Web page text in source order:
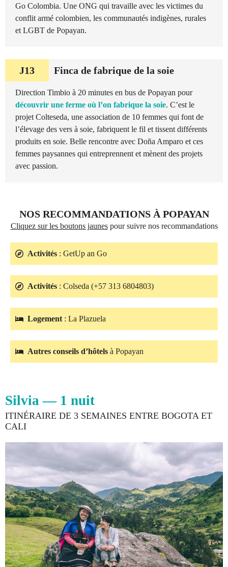
Go Colombia. Une ONG qui travaille avec les victimes du
conflit armé colombien, les communautés indigènes, rurales
et LGBT de Popayan.
J13 Finca de fabrique de la soie
Direction Timbio à 20 minutes en bus de Popayan pour
découvrir une ferme où l’on fabrique la soie. C’est le
projet Colteseda, une association de 10 femmes qui font de
l’élevage des vers à soie, fabriquent le fil et tissent différents
produits en soie. Belle rencontre avec Doña Amparo et ces
femmes paysannes qui entreprennent et mènent des projets
avec passion.
NOS RECOMMANDATIONS À POPAYAN
Cliquez sur les boutons jaunespour suivre nos recommandations
Activités : GetUp an Go
Activités : Colseda (+57 313 6804803)
Logement : La Plazuela
Autres conseils d’hôtels à Popayan
Silvia — 1 nuit
ITINÉRAIRE DE 3 SEMAINES ENTRE BOGOTA ET
CALI